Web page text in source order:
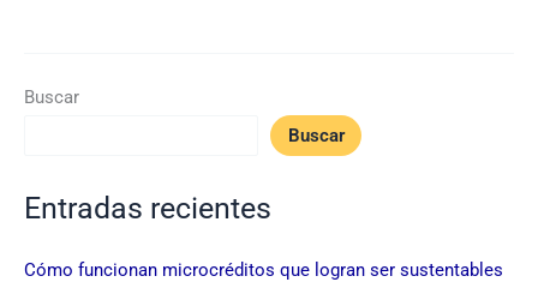
Buscar
Buscar
Entradas recientes
Cómo funcionan microcréditos que logran ser sustentables